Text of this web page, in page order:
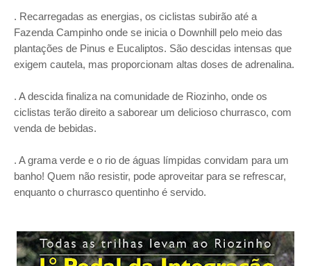
. Recarregadas as energias, os ciclistas subirão até a
Fazenda Campinho onde se inicia o Downhill pelo meio das
plantações de Pinus e Eucaliptos. São descidas intensas que
exigem cautela, mas proporcionam altas doses de adrenalina.
. A descida finaliza na comunidade de Riozinho, onde os
ciclistas terão direito a saborear um delicioso churrasco, com
venda de bebidas.
. A grama verde e o rio de águas límpidas convidam para um
banho! Quem não resistir, pode aproveitar para se refrescar,
enquanto o churrasco quentinho é servido.